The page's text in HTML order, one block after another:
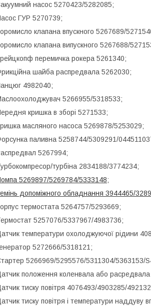
насос 5270423/5282085;
ГУР 5270739;
клапана впускного 5267689/
клапана випускного 5267688/
перемичка рокера 5261340;
шайба распредвала 5262030;
4982040;
5266955/5318533;
кришка в зборі 5271533;
масляного насоса 5269878/5253029;
паливна 5258744/5309291/
5267994;
турбіна 2834188/3774234;
5269897/5269784/5333148;
допоміжного обладнання 3944465/
термостата 5264757/5293669;
5257076/5337967/4983736;
температури охолоджуючої рідини
5272666/5318121;
5266969/5295576/5311304/5363153/
положення коленвала або
тиску повітря 4076493/4903285/
тиску повітря і температури